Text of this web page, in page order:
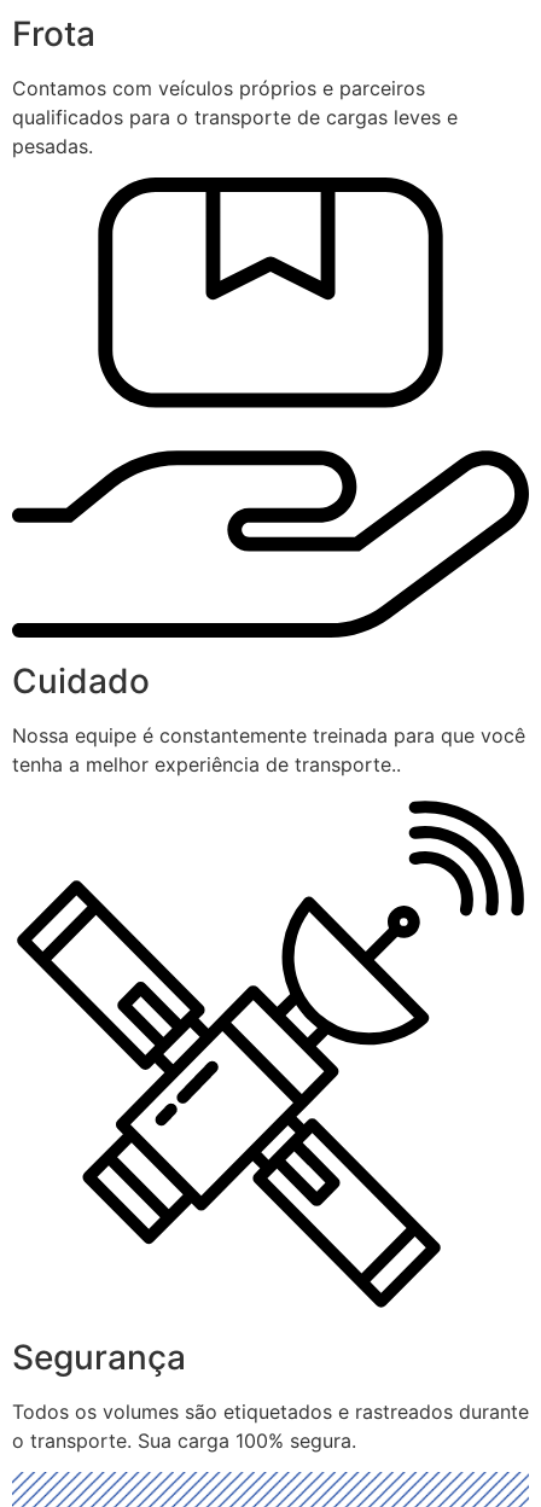
Frota
Contamos com veículos próprios e parceiros
qualificados para o transporte de cargas leves e
pesadas.
Cuidado
Nossa equipe é constantemente treinada para que você
tenha a melhor experiência de transporte..
Segurança
Todos os volumes são etiquetados e rastreados durante
o transporte. Sua carga 100% segura.